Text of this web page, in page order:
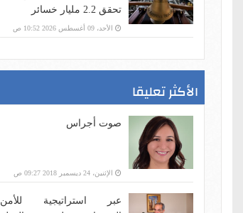
تحقق 2.2 مليار خسائر
الأحد، 09 أغسطس 2026 10:52 ص
الأكثر تعليقا
صوت أجراس
الإثنين، 24 ديسمبر 2018 09:27 ص
عبر استراتيجية للأمن